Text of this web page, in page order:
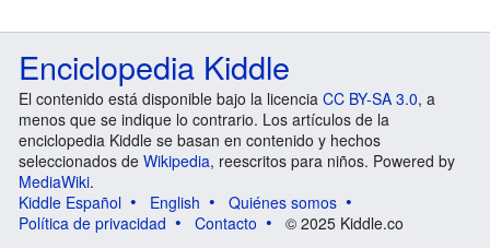
Enciclopedia Kiddle
El contenido está disponible bajo la licencia CC BY-SA 3.0, a
menos que se indique lo contrario. Los artículos de la
enciclopedia Kiddle se basan en contenido y hechos
seleccionados de Wikipedia, reescritos para niños. Powered by
MediaWiki.
Kiddle Español
English
Quiénes somos
Política de privacidad
Contacto © 2025 Kiddle.co